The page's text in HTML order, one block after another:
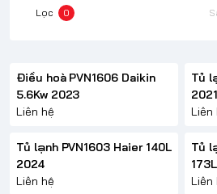
Lọc 0
Điều hoà PVN1606 Daikin
5.6Kw 2023
Liên hệ
Tủ
2021
Liên
Tủ lạnh PVN1603 Haier 140L
2024
Liên hệ
Tủ
Liên